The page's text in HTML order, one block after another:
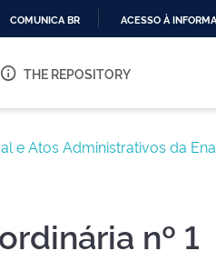
O
COMUNICA BR ACESSO À
THE REPOSITORY
e Atos Administrativos da
nº 1